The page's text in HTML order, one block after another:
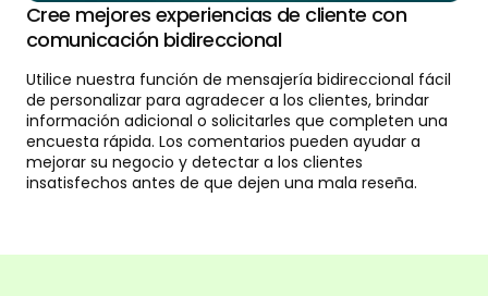
Cree mejores experiencias de cliente con
comunicación bidireccional
Utilice nuestra función de mensajería bidireccional fácil
de personalizar para agradecer a los clientes, brindar
información adicional o solicitarles que completen una
encuesta rápida. Los comentarios pueden ayudar a
mejorar su negocio y detectar a los clientes
insatisfechos antes de que dejen una mala reseña.